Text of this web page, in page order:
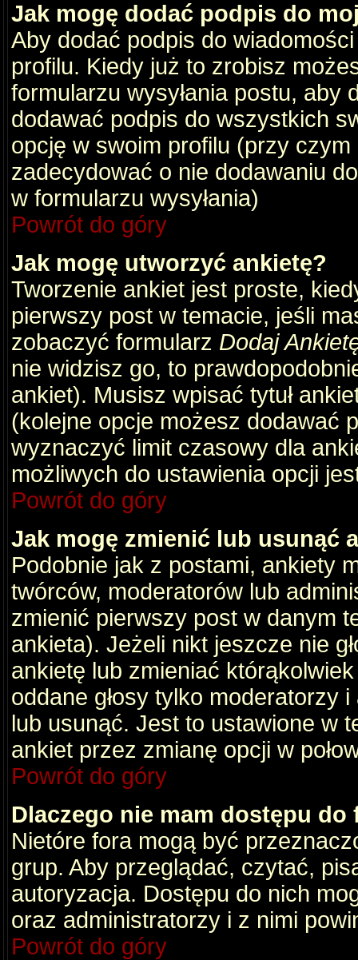
Jak mogę dodać podpis do
Aby dodać podpis do
profilu. Kiedy już to zrobisz
formularzu wysyłania postu,
dodawać podpis do wszystkich
opcję w swoim profilu (przy
zadecydować o nie dodawaniu
w formularzu wysyłania)
Powrót do góry
Jak mogę utworzyć ankietę?
Tworzenie ankiet jest proste,
pierwszy post w temacie, jeśli
zobaczyć formularz Dodaj
nie widzisz go, to
ankiet). Musisz wpisać tytuł
(kolejne opcje możesz dodawać
wyznaczyć limit czasowy dla
możliwych do ustawienia opcji
Powrót do góry
Jak mogę zmienić lub usunąć
Podobnie jak z postami, ankiety
twórców, moderatorów lub
zmienić pierwszy post w danym
ankieta). Jeżeli nikt jeszcze nie
ankietę lub zmieniać
oddane głosy tylko moderatorzy
lub usunąć. Jest to ustawione w
ankiet przez zmianę opcji w
Powrót do góry
Dlaczego nie mam dostępu do
Nietóre fora mogą być
grup. Aby przeglądać, czytać,
autoryzacja. Dostępu do nich
oraz administratorzy i z nimi
Powrót do góry